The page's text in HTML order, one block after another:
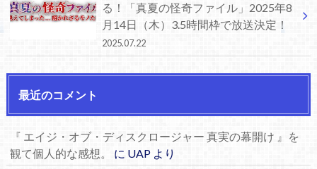
る！「真夏の怪奇ファイル」2025年8
月14日（木）3.5時間枠で放送決定！
2025.07.22
最近のコメント
『 エイジ・オブ・ディスクロージャー 真実の幕開け 』を
観て個人的な感想。
に UAPより